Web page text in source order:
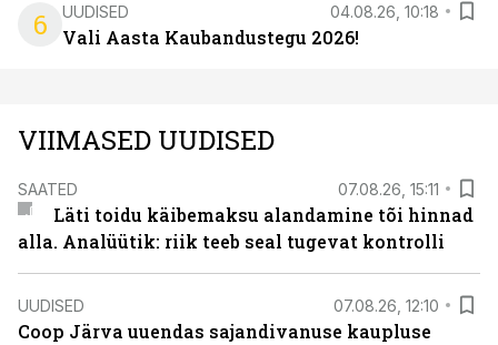
6 UUDISED 04.08.26, 10:18
Vali Aasta Kaubandustegu 2026!
VIIMASED UUDISED
SAATED 07.08.26, 15:11
Läti toidu käibemaksu alandamine tõi hinnad
alla. Analüütik: riik teeb seal tugevat kontrolli
UUDISED 07.08.26, 12:10
Coop Järva uuendas sajandivanuse kaupluse